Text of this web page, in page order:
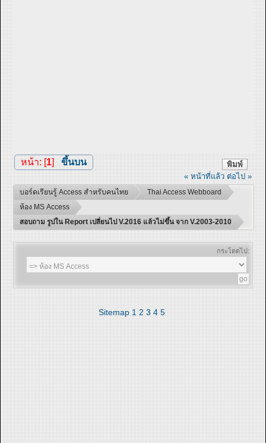
พิมพ์
หน้า: [1] ขึ้นบน
« หน้าที่แล้ว ต่อไป »
บอร์ดเรียนรู้ Access สำหรับคนไทย
Thai Access Webboard
ห้อง MS Access
สอบถาม รูปใน Report เปลี่ยนไป V.2016 แล้วไม่ขึ้น จาก V.2003-2010
กระโดดไป:
Sitemap 1 2 3 4 5